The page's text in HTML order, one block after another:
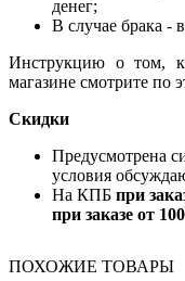
денег;
В случае брака -
Инструкцию о том,
магазине смотрите по
Скидки
Предусмотрена
условия
На КПБ при
при заказе от
ПОХОЖИЕ ТОВАРЫ